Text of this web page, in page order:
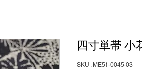
四寸単帯 小
SKU : ME51-0045-03